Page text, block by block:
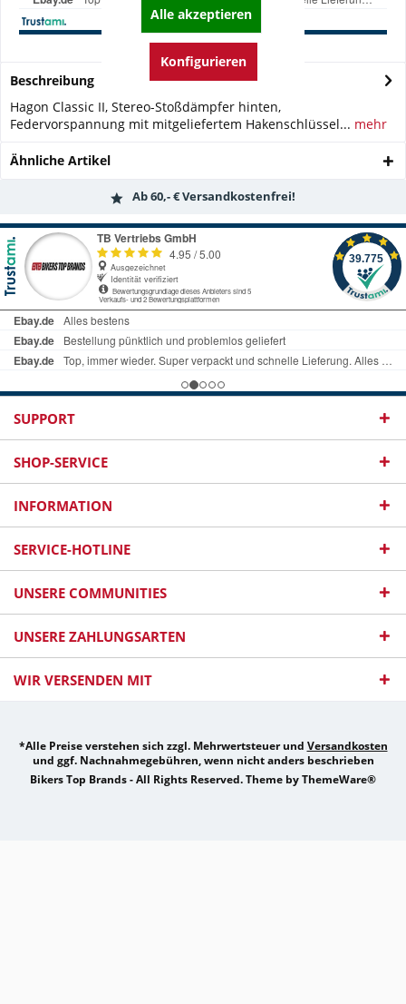
Beschreibung
Hagon Classic II, Stereo-Stoßdämpfer hinten,
Federvorspannung mit mitgeliefertem Hakenschlüssel... mehr
Ähnliche Artikel
Ab 60,- € Versandkostenfrei!
SUPPORT
SHOP-SERVICE
INFORMATION
SERVICE-HOTLINE
UNSERE COMMUNITIES
UNSERE ZAHLUNGSARTEN
WIR VERSENDEN MIT
*Alle Preise verstehen sich zzgl. Mehrwertsteuer und Versandkosten
und ggf. Nachnahmegebühren, wenn nicht anders beschrieben
Bikers Top Brands - All Rights Reserved. Theme byThemeWare®
Alle akzeptieren
Konfigurieren